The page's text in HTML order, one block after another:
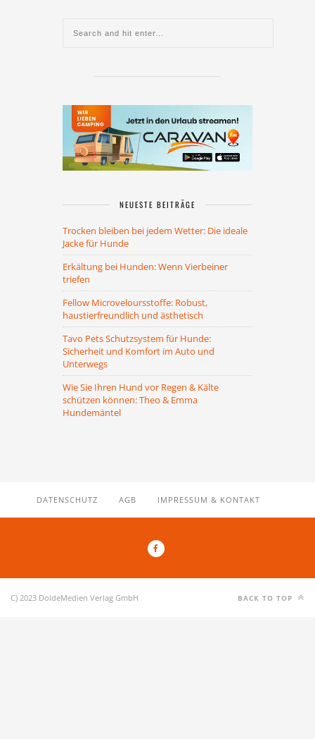
NEUESTE BEITRÄGE
Trocken bleiben bei jedem Wetter: Die ideale
Jacke für Hunde
Erkältung bei Hunden: Wenn Vierbeiner
triefen
Fellow Microveloursstoffe: Robust,
haustierfreundlich und ästhetisch
Tavo Pets Schutzsystem für Hunde:
Sicherheit und Komfort im Auto und
Unterwegs
Wie Sie Ihren Hund vor Regen & Kälte
schützen können: Theo & Emma
Hundemäntel
DATENSCHUTZ AGB IMPRESSUM & KONTAKT
C) 2023 DoldeMedien Verlag GmbH BACK TO TOP